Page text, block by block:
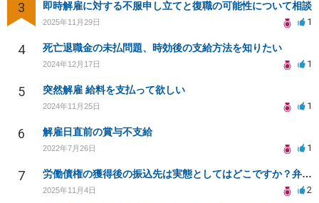
3 即時解雇に対する不服申し立てと復職の可能性について相談
2025年11月29日 1
4 死亡退職金の未払問題、時効後の支給方法を知りたい
2024年12月17日 1
5 突然解雇 給料を支払って欲しい
2024年11月25日 1
6 解雇日直前の賞与不支給
2022年7月26日 1
7 労働債権の獲得後の振込先は実態としてはどこですか？弁護士の「預かり金口」ですか？
2025年11月4日 2